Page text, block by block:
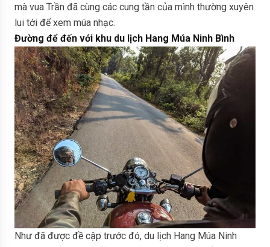
mà vua Trần đã cùng các cung tần của mình thường xuyên
lui tới để xem múa nhạc.
Đường để đến với khu du lịch Hang Múa Ninh Bình
Như đã được đề cập trước đó, du lịch Hang Múa Ninh